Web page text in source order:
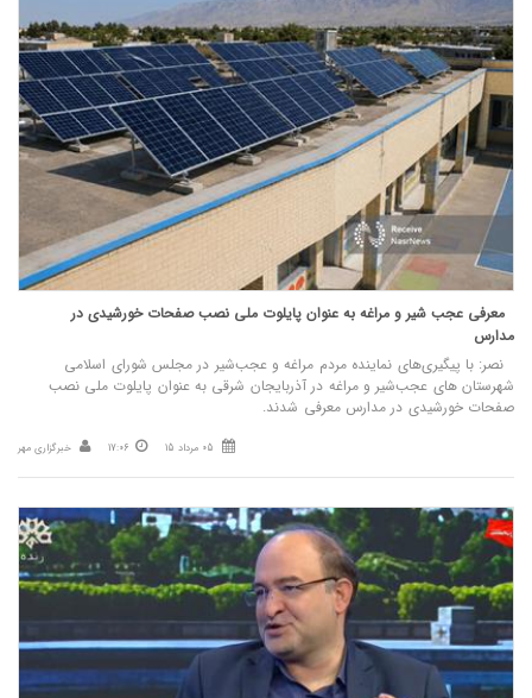
معرفی عجب‌ شیر و مراغه به عنوان پایلوت ملی نصب صفحات خورشیدی در
مدارس
نصر: با پیگیری‌های نماینده مردم مراغه و عجب‌شیر در مجلس شورای اسلامی
شهرستان های عجب‌شیر و مراغه در آذربایجان شرقی به عنوان پایلوت ملی نصب
صفحات خورشیدی در مدارس معرفی شدند.
05 مرداد 15 17:06 خبرگزاری مهر